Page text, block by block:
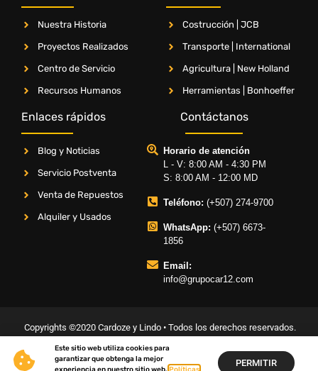
Nuestra Historia
Proyectos Realizados
Centro de Servicio
Recursos Humanos
Costrucción | JCB
Transporte | International
Agricultura | New Holland
Herramientas | Bonhoeffer
Enlaces rápidos
Blog y Noticias
Servicio Postventa
Venta de Repuestos
Alquiler y Usados
Contáctanos
Horario de atención
L - V: 8:00 AM - 4:30 PM
S: 8:00 AM - 12:00 MD
Teléfono: (+507) 274-9700
WhatsApp: (+507) 6673-
1856
Email:
info@grupocar12.com
Copyrights ©2020 Cardoze y Lindo • Todos los derechos reservados.
Términos & CondicionesPolíticas de Privacidad
Políticas de Garantía
Este sitio web utiliza cookies para
garantizar que obtenga la mejor
PERMITIR